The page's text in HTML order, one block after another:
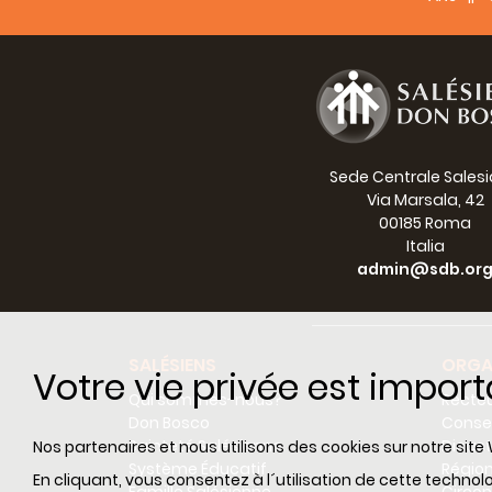
Votre vie privée est
Nos partenaires et nous utilisons des cookies sur notre
En cliquant, vous consentez à l´utilisation de cette
Sede Centrale
Via Marsala, 42
00185 Roma
Italia
admin@sdb.org
Qui sommes-nous?
Sainteté Salésienne
Système Éducatif
Régions